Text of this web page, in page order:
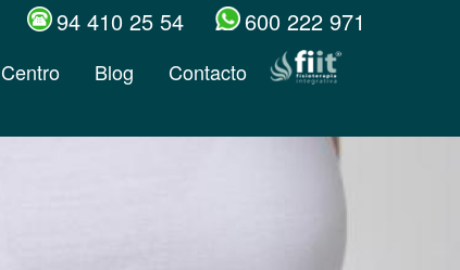
94 410 25 54 600 222 971
Centro Blog Contacto